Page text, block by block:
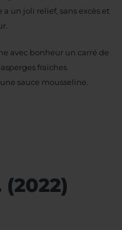
a un joli relief, sans excès et
avec bonheur un carré de
fraiches
sauce mousseline.
(2022)